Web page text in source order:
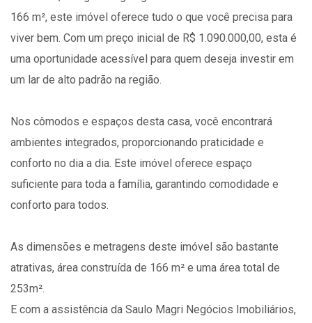
166 m², este imóvel oferece tudo o que você precisa para
viver bem. Com um preço inicial de R$ 1.090.000,00, esta é
uma oportunidade acessível para quem deseja investir em
um lar de alto padrão na região.
Nos cômodos e espaços desta casa, você encontrará
ambientes integrados, proporcionando praticidade e
conforto no dia a dia. Este imóvel oferece espaço
suficiente para toda a família, garantindo comodidade e
conforto para todos.
As dimensões e metragens deste imóvel são bastante
atrativas, área construída de 166 m² e uma área total de
253m².
E com a assistência da Saulo Magri Negócios Imobiliários,